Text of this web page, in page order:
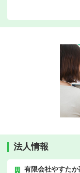
法人情報
有限会社やすたか